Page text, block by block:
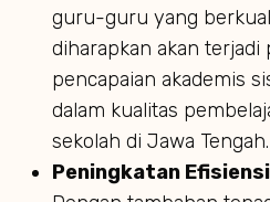
guru-guru yang
diharapkan akan terjadi
pencapaian akademis
dalam kualitas
sekolah di Jawa Tengah.
Peningkatan